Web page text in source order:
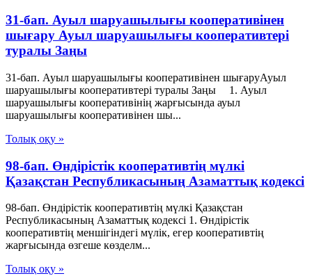
31-бап. Ауыл шаруашылығы кооперативінен
шығару Ауыл шаруашылығы кооперативтері
туралы Заңы
31-бап. Ауыл шаруашылығы кооперативінен шығаруАуыл
шаруашылығы кооперативтері туралы Заңы 1. Ауыл
шаруашылығы кооперативінің жарғысында ауыл
шаруашылығы кооперативінен шы...
Толық оқу »
98-бап. Өндiрiстiк кооперативтiң мүлкi
Қазақстан Республикасының Азаматтық кодексi
98-бап. Өндiрiстiк кооперативтiң мүлкi Қазақстан
Республикасының Азаматтық кодексi 1. Өндiрiстiк
кооперативтiң меншiгiндегi мүлiк, егер кооперативтiң
жарғысында өзгеше көзделм...
Толық оқу »